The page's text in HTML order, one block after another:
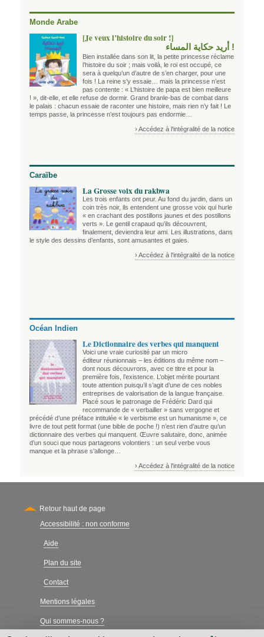
Monde Arabe
[Je veux l’histoire du soir !]
! أريد حكاية المساء
Bien installée dans son lit, la petite princesse réclame
l’histoire du soir ; mais voilà, le roi est occupé, ce
sera à quelqu’un d’autre de s’en charger, pour une
fois ! La reine s’y essaie… mais la princesse n’est
pas contente : « L’histoire de papa est bien meilleure
! », dit-elle, et elle refuse de dormir. Grand branle-bas de combat dans
le palais : chacun essaie de raconter une histoire, mais rien n’y fait ! Le
temps passe, la princesse n’est toujours pas endormie…
› Accédez à l'intégralité de la notice
Caraïbe
La Grosse voix du rakbwa
Les trois enfants ont peur. Au fond du jardin, dans un
coin très noir, ils entendent une grosse voix qui hurle
« en crachant des postillons jaunes et des postillons
verts ». Le gentil crapaud qu’ils découvrent,
finalement, deviendra leur ami. Les illustrations, dans
le style des dessins d’enfants, sont amusantes et gaies.
› Accédez à l'intégralité de la notice
Océan Indien
Le Dictionnaire des verbes qui manquent
Voici une vraie curiosité par un micro
éditeur réunionnais – les éditions du même nom –
dont nous découvrons, avec ce titre et pour la
première fois, l’existence. L’objet mérite pourtant
toute attention puisqu’il s’agit d’une de ces nobles
entreprises de valorisation de la langue française.
Placé sous le patronage de Frédéric Dard qui
recommande de « verbailler » sans vergogne et
précédé d’une préface intitulée « le verbisme est un humanisme », ce
livre de tout petit format (une bible de poche !) n’est rien d’autre qu’un
dictionnaire des verbes qui manquent. Œuvre salutaire, donc, animée
d’un souci que nous partageons volontiers : un seul verbe vous
manque et la phrase s’allonge…
› Accédez à l'intégralité de la notice
Retour haut de page
Secondary
Accessibilité : non conforme
- Aide
- Plan du site
- Contact
Mentions légales
Qui sommes-nous ?